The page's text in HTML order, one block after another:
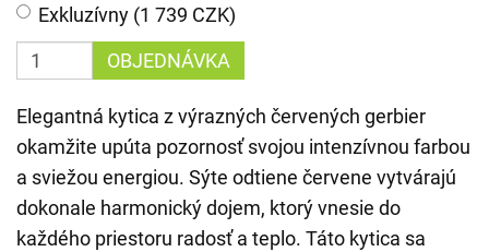
Exkluzívny (1 739 CZK)
OBJEDNÁVKA
Elegantná kytica z výrazných červených gerbier
okamžite upúta pozornosť svojou intenzívnou farbou
a sviežou energiou. Sýte odtiene červene vytvárajú
dokonale harmonický dojem, ktorý vnesie do
každého priestoru radosť a teplo. Táto kytica sa